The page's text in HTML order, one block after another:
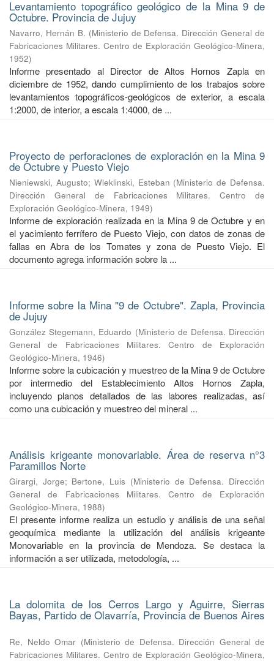
Levantamiento topográfico geológico de la Mina 9 de
Octubre. Provincia de Jujuy
Navarro, Hernán B. (Ministerio de Defensa. Dirección General de
Fabricaciones Militares. Centro de Exploración Geológico-Minera,
1952)
Informe presentado al Director de Altos Hornos Zapla en
diciembre de 1952, dando cumplimiento de los trabajos sobre
levantamientos topográficos-geológicos de exterior, a escala
1:2000, de interior, a escala 1:4000, de ...
Proyecto de perforaciones de exploración en la Mina 9
de Octubre y Puesto Viejo
Nieniewski, Augusto; Wleklinski, Esteban (Ministerio de Defensa.
Dirección General de Fabricaciones Militares. Centro de
Exploración Geológico-Minera, 1949)
Informe de exploración realizada en la Mina 9 de Octubre y en
el yacimiento ferrífero de Puesto Viejo, con datos de zonas de
fallas en Abra de los Tomates y zona de Puesto Viejo. El
documento agrega información sobre la ...
Informe sobre la Mina "9 de Octubre". Zapla, Provincia
de Jujuy
González Stegemann, Eduardo (Ministerio de Defensa. Dirección
General de Fabricaciones Militares. Centro de Exploración
Geológico-Minera, 1946)
Informe sobre la cubicación y muestreo de la Mina 9 de Octubre
por intermedio del Establecimiento Altos Hornos Zapla,
incluyendo planos detallados de las labores realizadas, así
como una cubicación y muestreo del mineral ...
Análisis krigeante monovariable. Área de reserva n°3
Paramillos Norte
Girargi, Jorge; Bertone, Luis (Ministerio de Defensa. Dirección
General de Fabricaciones Militares. Centro de Exploración
Geológico-Minera, 1988)
El presente informe realiza un estudio y análisis de una señal
geoquímica mediante la utilización del análisis krigeante
Monovariable en la provincia de Mendoza. Se destaca la
información a ser utilizada, metodología, ...
La dolomita de los Cerros Largo y Aguirre, Sierras
Bayas, Partido de Olavarría, Provincia de Buenos Aires
Re, Neldo Omar (Ministerio de Defensa. Dirección General de
Fabricaciones Militares. Centro de Exploración Geológico-Minera,